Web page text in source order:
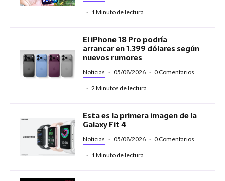
· 1 Minuto de lectura
El iPhone 18 Pro podría
arrancar en 1.399 dólares según
nuevos rumores
Noticias · 05/08/2026 · 0 Comentarios
· 2 Minutos de lectura
Esta es la primera imagen de la
Galaxy Fit 4
Noticias · 05/08/2026 · 0 Comentarios
· 1 Minuto de lectura